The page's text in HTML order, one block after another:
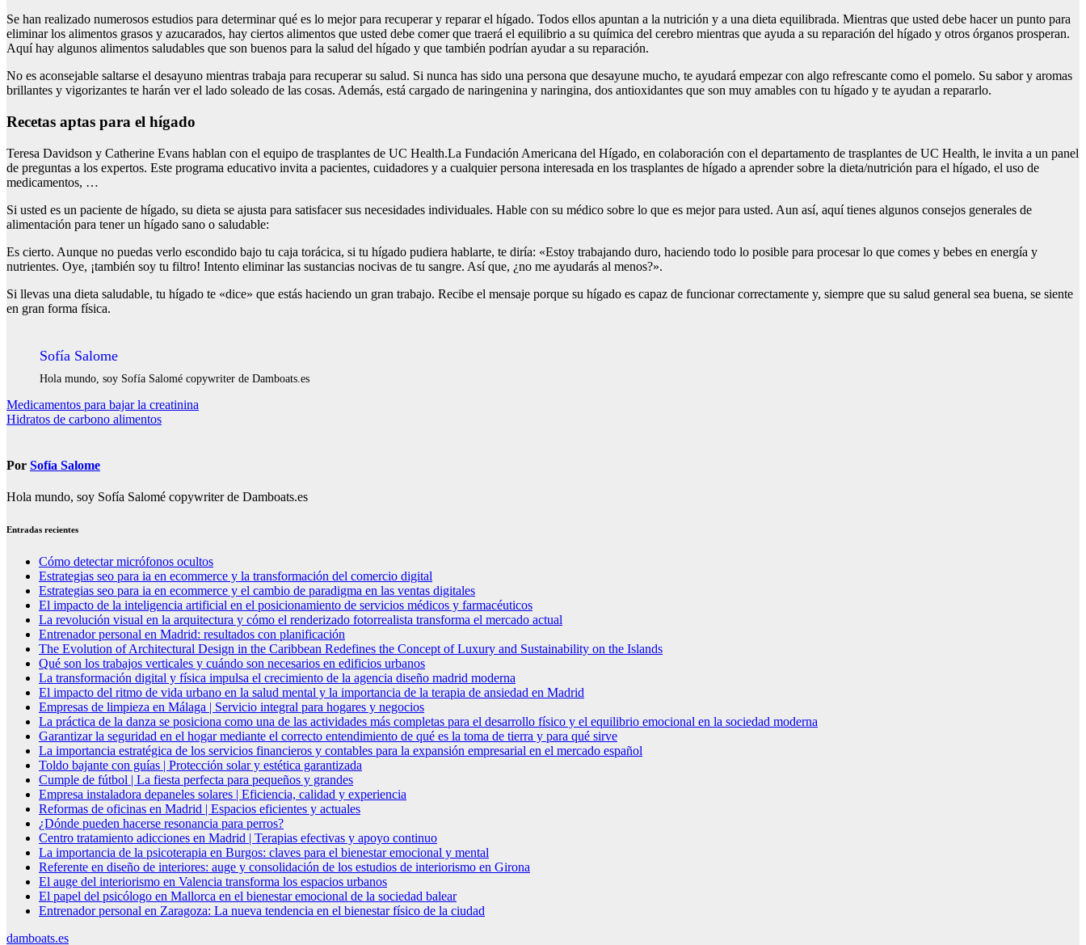
Se han realizado numerosos estudios para determinar qué es lo mejor para recuperar y reparar el hígado. Todos ellos apuntan a la nutrición y a una dieta equilibrada. Mientras que usted debe hacer un punto para
eliminar los alimentos grasos y azucarados, hay ciertos alimentos que usted debe comer que traerá el equilibrio a su química del cerebro mientras que ayuda a su reparación del hígado y otros órganos prosperan.
Aquí hay algunos alimentos saludables que son buenos para la salud del hígado y que también podrían ayudar a su reparación.
No es aconsejable saltarse el desayuno mientras trabaja para recuperar su salud. Si nunca has sido una persona que desayune mucho, te ayudará empezar con algo refrescante como el pomelo. Su sabor y aromas
brillantes y vigorizantes te harán ver el lado soleado de las cosas. Además, está cargado de naringenina y naringina, dos antioxidantes que son muy amables con tu hígado y te ayudan a repararlo.
Recetas aptas para el hígado
Teresa Davidson y Catherine Evans hablan con el equipo de trasplantes de UC Health.La Fundación Americana del Hígado, en colaboración con el departamento de trasplantes de UC Health, le invita a un panel
de preguntas a los expertos. Este programa educativo invita a pacientes, cuidadores y a cualquier persona interesada en los trasplantes de hígado a aprender sobre la dieta/nutrición para el hígado, el uso de
medicamentos, …
Si usted es un paciente de hígado, su dieta se ajusta para satisfacer sus necesidades individuales. Hable con su médico sobre lo que es mejor para usted. Aun así, aquí tienes algunos consejos generales de
alimentación para tener un hígado sano o saludable:
Es cierto. Aunque no puedas verlo escondido bajo tu caja torácica, si tu hígado pudiera hablarte, te diría: «Estoy trabajando duro, haciendo todo lo posible para procesar lo que comes y bebes en energía y
nutrientes. Oye, ¡también soy tu filtro! Intento eliminar las sustancias nocivas de tu sangre. Así que, ¿no me ayudarás al menos?».
Si llevas una dieta saludable, tu hígado te «dice» que estás haciendo un gran trabajo. Recibe el mensaje porque su hígado es capaz de funcionar correctamente y, siempre que su salud general sea buena, se siente
en gran forma física.
Sofía Salome
Hola mundo, soy Sofía Salomé copywriter de Damboats.es
Navegación
de
Medicamentos para bajar la creatinina
Hidratos de carbono alimentos
Por Sofía Salome
Hola mundo, soy Sofía Salomé copywriter de Damboats.es
Entradas recientes
Cómo detectar micrófonos ocultos
Estrategias seo para ia en ecommerce y la transformación del comercio digital
Estrategias seo para ia en ecommerce y el cambio de paradigma en las ventas digitales
El impacto de la inteligencia artificial en el posicionamiento de servicios médicos y farmacéuticos
La revolución visual en la arquitectura y cómo el renderizado fotorrealista transforma el mercado actual
Entrenador personal en Madrid: resultados con planificación
The Evolution of Architectural Design in the Caribbean Redefines the Concept of Luxury and Sustainability on the Islands
Qué son los trabajos verticales y cuándo son necesarios en edificios urbanos
La transformación digital y física impulsa el crecimiento de la agencia diseño madrid moderna
El impacto del ritmo de vida urbano en la salud mental y la importancia de la terapia de ansiedad en Madrid
Empresas de limpieza en Málaga | Servicio integral para hogares y negocios
La práctica de la danza se posiciona como una de las actividades más completas para el desarrollo físico y el equilibrio emocional en la sociedad moderna
Garantizar la seguridad en el hogar mediante el correcto entendimiento de qué es la toma de tierra y para qué sirve
La importancia estratégica de los servicios financieros y contables para la expansión empresarial en el mercado español
Toldo bajante con guías | Protección solar y estética garantizada
Cumple de fútbol | La fiesta perfecta para pequeños y grandes
Empresa instaladora depaneles solares | Eficiencia, calidad y experiencia
Reformas de oficinas en Madrid | Espacios eficientes y actuales
¿Dónde pueden hacerse resonancia para perros?
Centro tratamiento adicciones en Madrid | Terapias efectivas y apoyo continuo
La importancia de la psicoterapia en Burgos: claves para el bienestar emocional y mental
Referente en diseño de interiores: auge y consolidación de los estudios de interiorismo en Girona
El auge del interiorismo en Valencia transforma los espacios urbanos
El papel del psicólogo en Mallorca en el bienestar emocional de la sociedad balear
Entrenador personal en Zaragoza: La nueva tendencia en el bienestar físico de la ciudad
damboats.es